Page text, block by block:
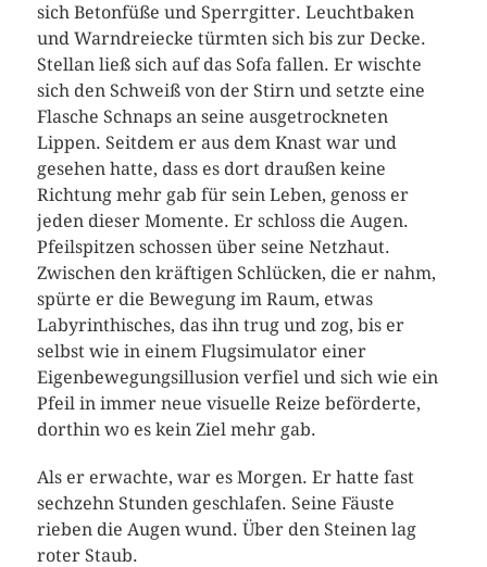
sich Betonfüße und Sperrgitter. Leuchtbaken
und Warndreiecke türmten sich bis zur Decke.
Stellan ließ sich auf das Sofa fallen. Er wischte
sich den Schweiß von der Stirn und setzte eine
Flasche Schnaps an seine ausgetrockneten
Lippen. Seitdem er aus dem Knast war und
gesehen hatte, dass es dort draußen keine
Richtung mehr gab für sein Leben, genoss er
jeden dieser Momente. Er schloss die Augen.
Pfeilspitzen schossen über seine Netzhaut.
Zwischen den kräftigen Schlücken, die er nahm,
spürte er die Bewegung im Raum, etwas
Labyrinthisches, das ihn trug und zog, bis er
selbst wie in einem Flugsimulator einer
Eigenbewegungsillusion verfiel und sich wie ein
Pfeil in immer neue visuelle Reize beförderte,
dorthin wo es kein Ziel mehr gab.
Als er erwachte, war es Morgen. Er hatte fast
sechzehn Stunden geschlafen. Seine Fäuste
rieben die Augen wund. Über den Steinen lag
roter Staub.